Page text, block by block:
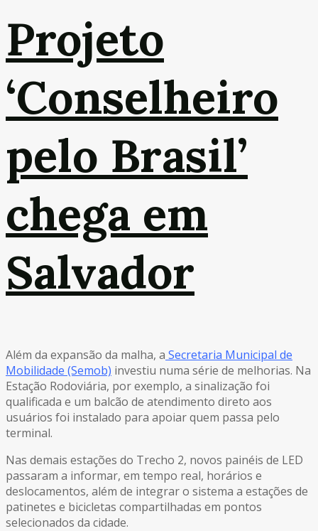
Projeto
‘Conselheiro
pelo Brasil’
chega em
Salvador
Além da expansão da malha, a Secretaria Municipal de
Mobilidade (Semob) investiu numa série de melhorias. Na
Estação Rodoviária, por exemplo, a sinalização foi
qualificada e um balcão de atendimento direto aos
usuários foi instalado para apoiar quem passa pelo
terminal.
Nas demais estações do Trecho 2, novos painéis de LED
passaram a informar, em tempo real, horários e
deslocamentos, além de integrar o sistema a estações de
patinetes e bicicletas compartilhadas em pontos
selecionados da cidade.